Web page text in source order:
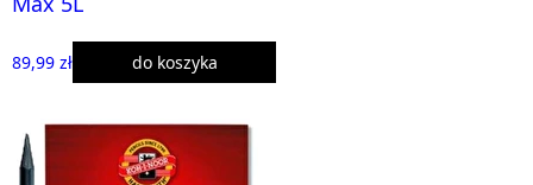
89,99 zł do koszyka